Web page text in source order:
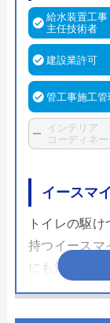
給水装置工事
主任技術者
建設業許可
管工事施工管
インテリア
コーディネ
イースマ
トイレの駆
持つイースマ
にも対応し
解決の知識や